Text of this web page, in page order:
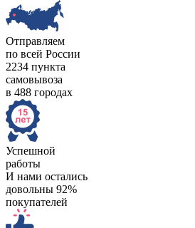
Отправляем
по всей России
2234 пункта
самовывоза
в 488 городах
Успешной
работы
И нами остались
довольны 92%
покупателей